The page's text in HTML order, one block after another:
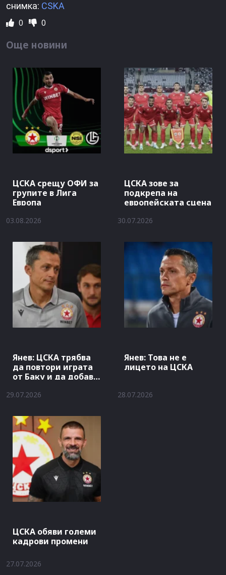
снимка: CSKA
0 0
Още новини
ЦСКА срещу ОФИ за
групите в Лига
Европа
03.08.2026
ЦСКА зове за
подкрепа на
европейската сцена
30.07.2026
Янев: ЦСКА трябва
да повтори играта
от Баку и да добави
29.07.2026
Янев: Това не е
лицето на ЦСКА
28.07.2026
ЦСКА обяви големи
кадрови промени
27.07.2026